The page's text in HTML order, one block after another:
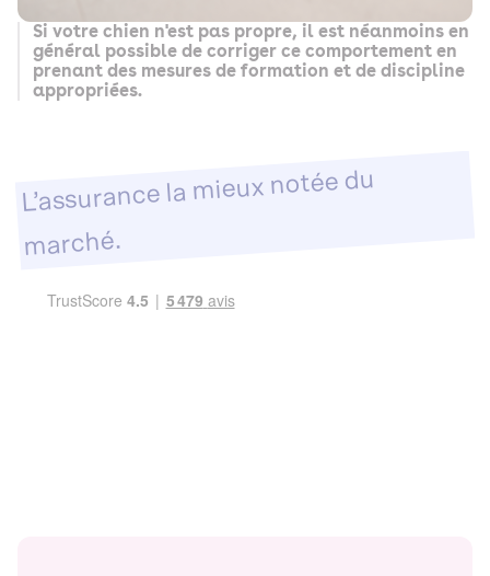
Si votre chien n'est pas propre, il est néanmoins en
général possible de corriger ce comportement en
prenant des mesures de formation et de discipline
appropriées.
L’assurance la mieux notée du
marché.